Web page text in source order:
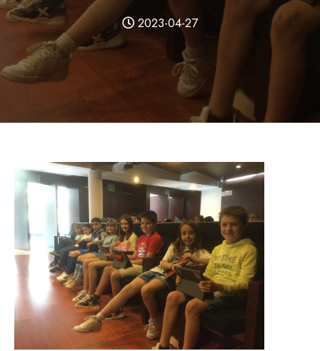
2023-04-27